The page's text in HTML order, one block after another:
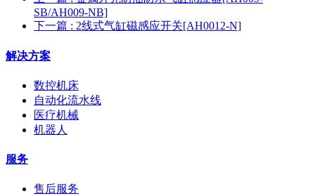
SB/AH009-NB]
下一篇 : 2线式气缸磁感应开关[AH0012-N]
解决方案
数控机床
自动化流水线
医疗机械
机器人
服务
售后服务